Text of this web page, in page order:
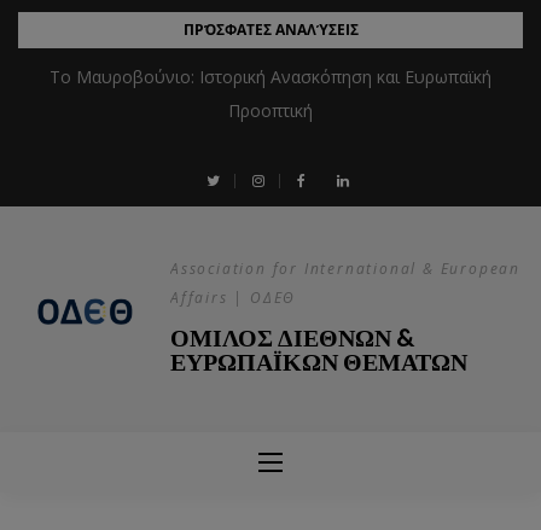
ΠΡΌΣΦΑΤΕΣ ΑΝΑΛΎΣΕΙΣ
Το Μαυροβούνιο: Ιστορική Ανασκόπηση και Ευρωπαϊκή
Προοπτική
Association for International & European
Affairs | ΟΔΕΘ
ΟΜΙΛΟΣ ΔΙΕΘΝΩΝ &
ΕΥΡΩΠΑΪΚΩΝ ΘΕΜΑΤΩΝ